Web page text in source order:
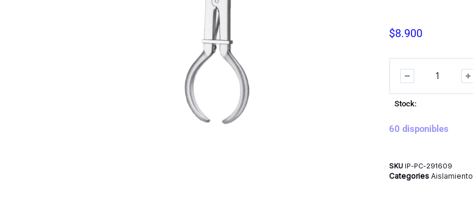
$8.900
Stock:
60 disponibles
SKU IP-PC-291609
Categories Aislamiento